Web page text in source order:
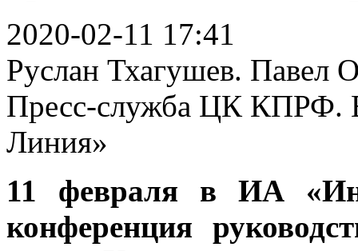
2020-02-11 17:41
Руслан Тхагушев. Павел
Пресс-служба ЦК КПРФ.
Линия»
11 февраля в ИА
конференция